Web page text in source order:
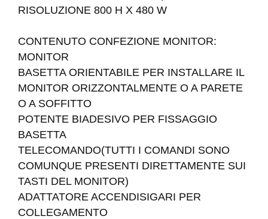
RISOLUZIONE 800 H X 480 W
CONTENUTO CONFEZIONE MONITOR:
MONITOR
BASETTA ORIENTABILE PER INSTALLARE IL
MONITOR ORIZZONTALMENTE O A PARETE
O A SOFFITTO
POTENTE BIADESIVO PER FISSAGGIO
BASETTA
TELECOMANDO(TUTTI I COMANDI SONO
COMUNQUE PRESENTI DIRETTAMENTE SUI
TASTI DEL MONITOR)
ADATTATORE ACCENDISIGARI PER
COLLEGAMENTO